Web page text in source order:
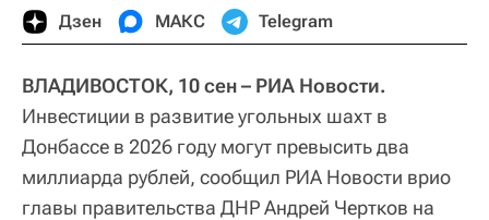
Дзен МАКС Telegram
ВЛАДИВОСТОК, 10 сен – РИА Новости.
Инвестиции в развитие угольных шахт в
Донбассе в 2026 году могут превысить два
миллиарда рублей, сообщил РИА Новости врио
главы правительства ДНР Андрей Чертков на